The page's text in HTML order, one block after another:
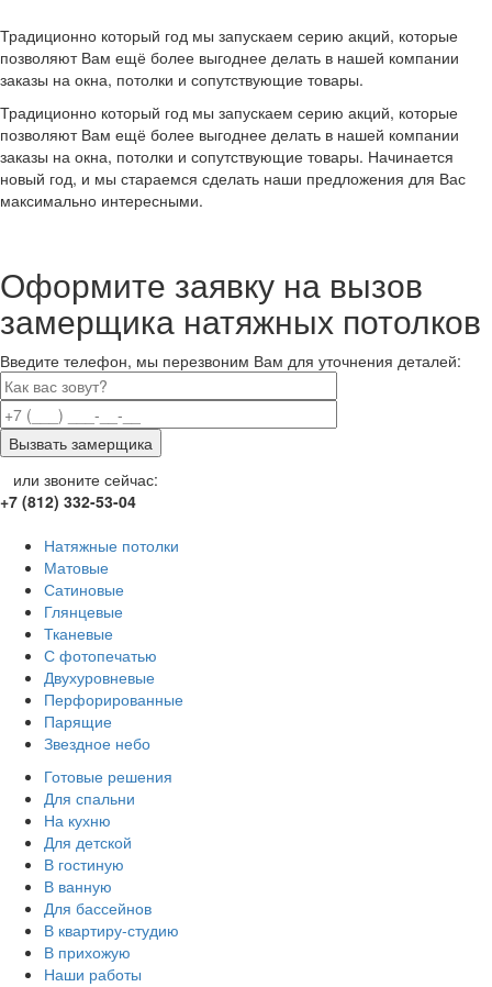
Традиционно который год мы запускаем серию акций, которые
позволяют Вам ещё более выгоднее делать в нашей компании
заказы на окна, потолки и сопутствующие товары.
Традиционно который год мы запускаем серию акций, которые
позволяют Вам ещё более выгоднее делать в нашей компании
заказы на окна, потолки и сопутствующие товары. Начинается
новый год, и мы стараемся сделать наши предложения для Вас
максимально интересными.
Оформите заявку на вызов
замерщика натяжных потолков
Введите телефон, мы перезвоним Вам для уточнения деталей:
или звоните сейчас:
+7 (812) 332-53-04
Натяжные потолки
Матовые
Сатиновые
Глянцевые
Тканевые
С фотопечатью
Двухуровневые
Перфорированные
Парящие
Звездное небо
Готовые решения
Для спальни
На кухню
Для детской
В гостиную
В ванную
Для бассейнов
В квартиру-студию
В прихожую
Наши работы